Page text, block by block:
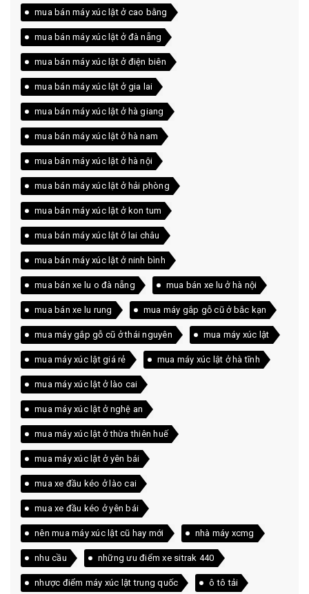
mua bán máy xúc lật ở cao bằng
mua bán máy xúc lật ở đà nẵng
mua bán máy xúc lật ở điện biên
mua bán máy xúc lật ở gia lai
mua bán máy xúc lật ở hà giang
mua bán máy xúc lật ở hà nam
mua bán máy xúc lật ở hà nội
mua bán máy xúc lật ở hải phòng
mua bán máy xúc lật ở kon tum
mua bán máy xúc lật ở lai châu
mua bán máy xúc lật ở ninh bình
mua bán xe lu o đà nẵng mua bán xe lu ở hà nội
mua bán xe lu rung mua máy gắp gỗ cũ ở bắc kạn
mua máy gắp gỗ cũ ở thái nguyên mua máy xúc lật
mua máy xúc lật giá rẻ mua máy xúc lật ở hà tĩnh
mua máy xúc lật ở lào cai
mua máy xúc lật ở nghệ an
mua máy xúc lật ở thừa thiên huế
mua máy xúc lật ở yên bái
mua xe đầu kéo ở lào cai
mua xe đầu kéo ở yên bái
nên mua máy xúc lật cũ hay mới nhà máy xcmg
nhu cầu những ưu điểm xe sitrak 440
nhược điểm máy xúc lật trung quốc ô tô tải